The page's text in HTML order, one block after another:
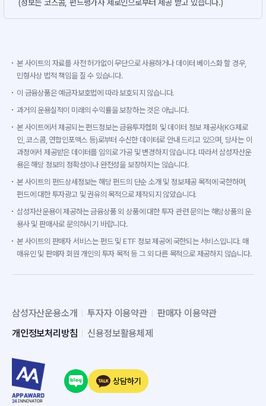
(정보는 코스콤, 펀드평가사 제로인으로부터 제공 받고 있습니다.)
본 사이트의 자료를 사전 허가없이 무단으로 사용하거나 데이터 베이스화 할 경우,
민형사상 법적 책임을 질 수 있습니다.
이 금융상품은 예금자보호법에 따라 보호되지 않습니다.
과거의 운용실적이 미래의 수익률을 보장하는 것은 아닙니다.
본 사이트에서 제공되는 펀드정보는 금융투자협회 및 데이터 정보 제공사(KG제로
인, 코스콤, 연합인포맥스 등)로부터 수신한 데이터로 안내 드리고 있으며, 당사는 이
과정에서 제공받은 데이터를 임의로 가공 및 변경하지 않습니다. 따라서 삼성자산운
용은 해당 정보의 정확성이나 완전성을 보장하지는 않습니다.
본 사이트의 펀드상세정보는 해당 펀드의 단순 소개 및 정보제공 목적에 국한하며,
펀드에 대한 투자광고 및 권유의 목적으로 제작되지 않았습니다.
삼성자산운용이 제공하는 금융상품 외 상품에 대한 투자 관련 문의는 해당상품의 운
용사 및 판매사로 문의하시기 바랍니다.
본 사이트의 판매자 서비스는 펀드 및 ETF 정보 제공에 국한되는 서비스입니다. 매
매유인 및 판매자 회원 개인의 투자 목적 등 그 외 다른 목적으로 제공하지 않습니다.
삼성자산운용소개 투자자 이용약관
판매자 이용약관
개인정보처리방침
신용정보활용체제
상담하기